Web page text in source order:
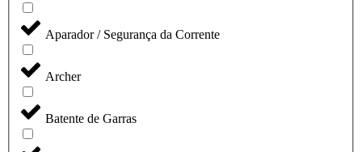
Aparador / Segurança da Corrente
Archer
Batente de Garras